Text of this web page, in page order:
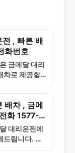
, 빠른 배
화번호
금메달 대리
차로 제공합니
배차 , 금메
화 1577-
대리운전에
립니다. 합